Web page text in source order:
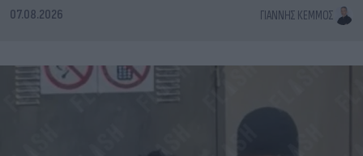
07.08.2026 ΓΙΆΝΝΗΣ ΚΈΜΜΟΣ